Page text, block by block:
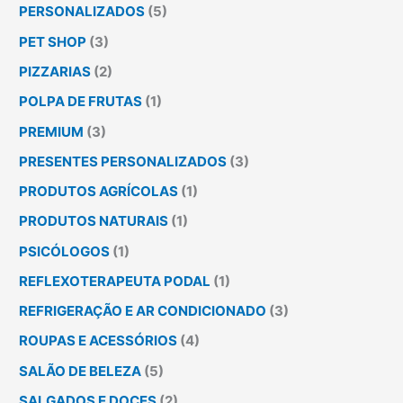
PERSONALIZADOS (5)
PET SHOP (3)
PIZZARIAS (2)
POLPA DE FRUTAS (1)
PREMIUM (3)
PRESENTES PERSONALIZADOS (3)
PRODUTOS AGRÍCOLAS (1)
PRODUTOS NATURAIS (1)
PSICÓLOGOS (1)
REFLEXOTERAPEUTA PODAL (1)
REFRIGERAÇÃO E AR CONDICIONADO (3)
ROUPAS E ACESSÓRIOS (4)
SALÃO DE BELEZA (5)